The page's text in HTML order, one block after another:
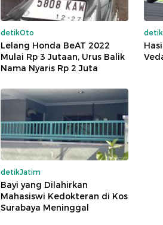
detikOto
Lelang Honda BeAT 2022
Mulai Rp 3 Jutaan, Urus Balik
Nama Nyaris Rp 2 Juta
detikJatim
Bayi yang Dilahirkan
Mahasiswi Kedokteran di Kos
Surabaya Meninggal